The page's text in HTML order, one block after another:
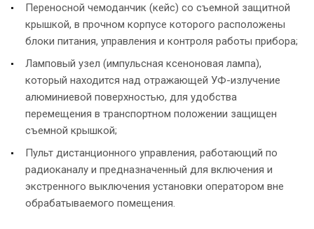
Переносной чемоданчик (кейс) со съемной защитной
крышкой, в прочном корпусе которого расположены
блоки питания, управления и контроля работы прибора;
Ламповый узел (импульсная ксеноновая лампа),
который находится над отражающей УФ-излучение
алюминиевой поверхностью, для удобства
перемещения в транспортном положении защищен
съемной крышкой;
Пульт дистанционного управления, работающий по
радиоканалу и предназначенный для включения и
экстренного выключения установки оператором вне
обрабатываемого помещения.